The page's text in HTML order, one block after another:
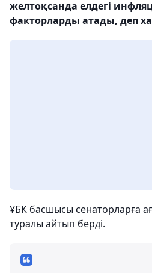
желтоқсанда елдегі
факторларды атады, деп
ҰБК басшысы сенаторларға
туралы айтып берді.